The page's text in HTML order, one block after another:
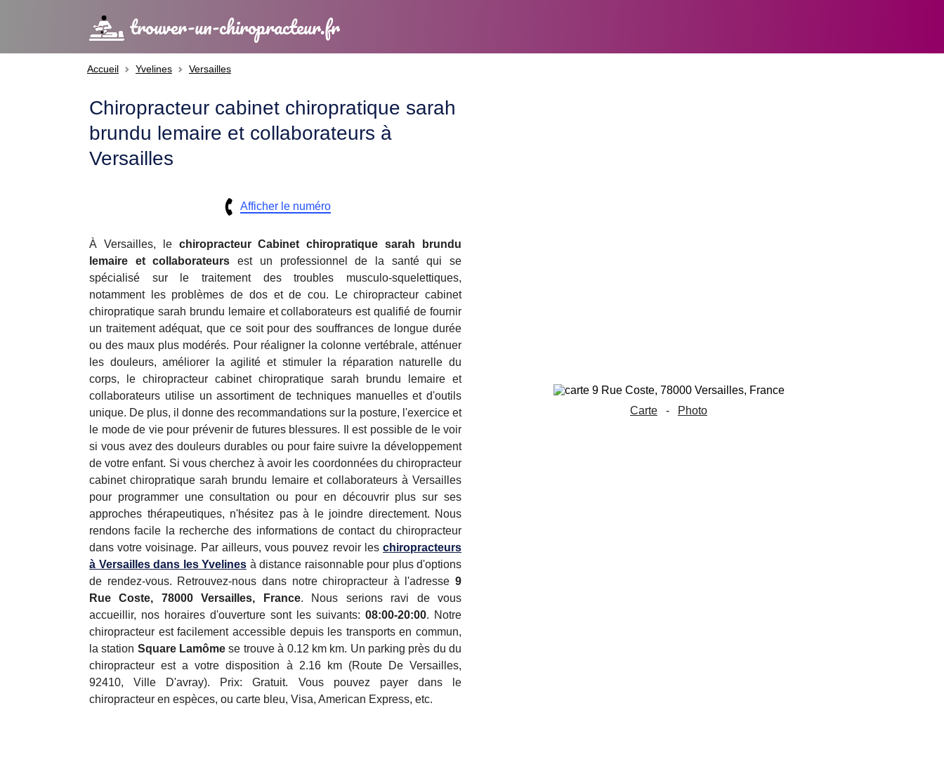
trouver-un-chiropracteur.fr
Accueil Yvelines Versailles
Chiropracteur cabinet chiropratique sarah
brundu lemaire et collaborateurs à
Versailles
Afficher le numéro
À Versailles, le chiropracteur Cabinet chiropratique sarah brundu
lemaire et collaborateurs est un professionnel de la santé qui se
spécialisé sur le traitement des troubles musculo-squelettiques,
notamment les problèmes de dos et de cou. Le chiropracteur cabinet
chiropratique sarah brundu lemaire et collaborateurs est qualifié de fournir
un traitement adéquat, que ce soit pour des souffrances de longue durée
ou des maux plus modérés. Pour réaligner la colonne vertébrale, atténuer
les douleurs, améliorer la agilité et stimuler la réparation naturelle du
corps, le chiropracteur cabinet chiropratique sarah brundu lemaire et
collaborateurs utilise un assortiment de techniques manuelles et d'outils
unique. De plus, il donne des recommandations sur la posture, l'exercice et
le mode de vie pour prévenir de futures blessures. Il est possible de le voir
si vous avez des douleurs durables ou pour faire suivre la développement
de votre enfant. Si vous cherchez à avoir les coordonnées du chiropracteur
cabinet chiropratique sarah brundu lemaire et collaborateurs à Versailles
pour programmer une consultation ou pour en découvrir plus sur ses
approches thérapeutiques, n'hésitez pas à le joindre directement. Nous
rendons facile la recherche des informations de contact du chiropracteur
dans votre voisinage. Par ailleurs, vous pouvez revoir les chiropracteurs
à Versailles dans les Yvelines à distance raisonnable pour plus d'options
de rendez-vous. Retrouvez-nous dans notre chiropracteur à l'adresse 9
Rue Coste, 78000 Versailles, France. Nous serions ravi de vous
accueillir, nos horaires d'ouverture sont les suivants: 08:00-20:00. Notre
chiropracteur est facilement accessible depuis les transports en commun,
la station Square Lamôme se trouve à 0.12 km km. Un parking près du du
chiropracteur est a votre disposition à 2.16 km (Route De Versailles,
92410, Ville D'avray). Prix: Gratuit. Vous pouvez payer dans le
chiropracteur en espèces, ou carte bleu, Visa, American Express, etc.
Carte - Photo